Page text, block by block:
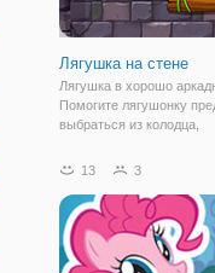
Лягушка на стене
Лягушка в хорошо
Помогите лягушонку
выбраться из колодца,
платформе 250.
13 3